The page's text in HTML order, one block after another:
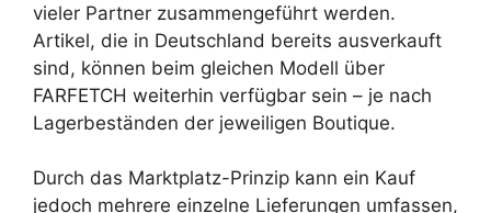
vieler Partner zusammengeführt werden.
Artikel, die in Deutschland bereits ausverkauft
sind, können beim gleichen Modell über
FARFETCH weiterhin verfügbar sein – je nach
Lagerbeständen der jeweiligen Boutique.
Durch das Marktplatz-Prinzip kann ein Kauf
jedoch mehrere einzelne Lieferungen umfassen,